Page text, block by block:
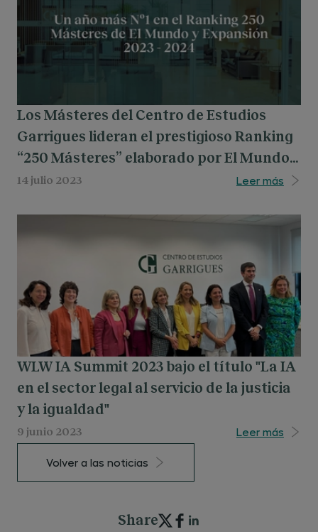
Los Másteres del Centro de Estudios
Garrigues lideran el prestigioso Ranking
“250 Másteres” elaborado por El Mundo
& Expansión 2023-2024
14 julio 2023 Leer más
WLW IA Summit 2023 bajo el título "La IA
en el sector legal al servicio de la justicia
y la igualdad"
9 junio 2023 Leer más
Volver a las noticias
Share